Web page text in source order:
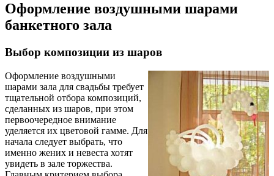
Оформление воздушными шарами
банкетного зала
Выбор композиции из шаров
Оформление воздушными
шарами зала для свадьбы требует
тщательной отбора композиций,
сделанных из шаров, при этом
первоочередное внимание
уделяется их цветовой гамме. Для
начала следует выбрать, что
именно жених и невеста хотят
увидеть в зале торжества.